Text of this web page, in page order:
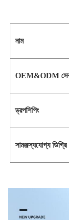
নাম
OEM&ODM
ড্রপশিপিং
সামঞ্জস্যযোগ্য ডিগ্রি